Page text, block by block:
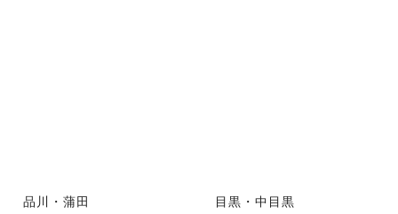
品川・蒲田 目黒・中目黒